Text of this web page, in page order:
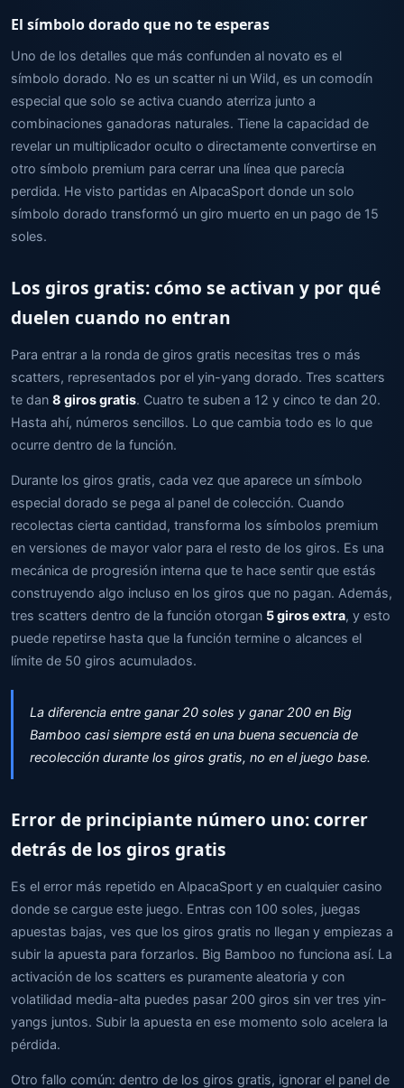
El símbolo dorado que no te esperas
Uno de los detalles que más confunden al novato es el
símbolo dorado. No es un scatter ni un Wild, es un comodín
especial que solo se activa cuando aterriza junto a
combinaciones ganadoras naturales. Tiene la capacidad de
revelar un multiplicador oculto o directamente convertirse en
otro símbolo premium para cerrar una línea que parecía
perdida. He visto partidas en AlpacaSport donde un solo
símbolo dorado transformó un giro muerto en un pago de 15
soles.
Los giros gratis: cómo se activan y por qué
duelen cuando no entran
Para entrar a la ronda de giros gratis necesitas tres o más
scatters, representados por el yin-yang dorado. Tres scatters
te dan 8 giros gratis. Cuatro te suben a 12 y cinco te dan 20.
Hasta ahí, números sencillos. Lo que cambia todo es lo que
ocurre dentro de la función.
Durante los giros gratis, cada vez que aparece un símbolo
especial dorado se pega al panel de colección. Cuando
recolectas cierta cantidad, transforma los símbolos premium
en versiones de mayor valor para el resto de los giros. Es una
mecánica de progresión interna que te hace sentir que estás
construyendo algo incluso en los giros que no pagan. Además,
tres scatters dentro de la función otorgan 5 giros extra, y esto
puede repetirse hasta que la función termine o alcances el
límite de 50 giros acumulados.
La diferencia entre ganar 20 soles y ganar 200 en Big
Bamboo casi siempre está en una buena secuencia de
recolección durante los giros gratis, no en el juego base.
Error de principiante número uno: correr
detrás de los giros gratis
Es el error más repetido en AlpacaSport y en cualquier casino
donde se cargue este juego. Entras con 100 soles, juegas
apuestas bajas, ves que los giros gratis no llegan y empiezas a
subir la apuesta para forzarlos. Big Bamboo no funciona así. La
activación de los scatters es puramente aleatoria y con
volatilidad media-alta puedes pasar 200 giros sin ver tres yin-
yangs juntos. Subir la apuesta en ese momento solo acelera la
pérdida.
Otro fallo común: dentro de los giros gratis, ignorar el panel de